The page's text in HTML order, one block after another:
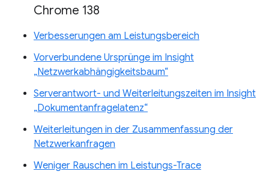
Chrome 138
Verbesserungen am Leistungsbereich
Vorverbundene Ursprünge im Insight
„Netzwerkabhängigkeitsbaum“
Serverantwort- und Weiterleitungszeiten im Insight
„Dokumentanfragelatenz“
Weiterleitungen in der Zusammenfassung der
Netzwerkanfragen
Weniger Rauschen im Leistungs-Trace